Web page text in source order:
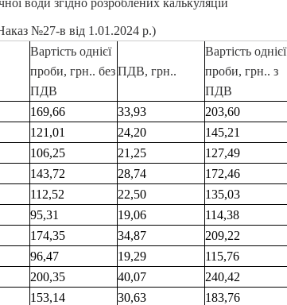
води згідно розроблених калькуляцій
№27-в від 1.01.2024 р.)
Вартість однієї
проби, грн.. без
ПДВ
ПДВ, грн..
Вартість однієї
проби, грн.. з
ПДВ
169,66 33,93
203,60
121,01 24,20
145,21
106,25 21,25
127,49
143,72 28,74
172,46
112,52 22,50
135,03
95,31 19,06
114,38
174,35 34,87
209,22
96,47 19,29
115,76
200,35 40,07
240,42
153,14 30,63
183,76